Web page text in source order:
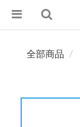
全部商品